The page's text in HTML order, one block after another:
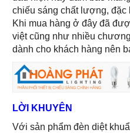
chiếu sáng chất lượng, đặc
Khi mua hàng ở đây đã
việt cũng như nhiều
dành cho khách hàng nên
LỜI KHUYÊN
Với sản phẩm đèn diệt